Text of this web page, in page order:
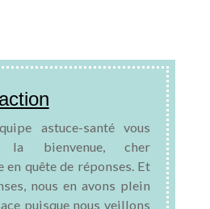
astuce-santé vous
la bienvenue, cher
en quête de réponses. Et
nous en avons plein
puisque nous veillons